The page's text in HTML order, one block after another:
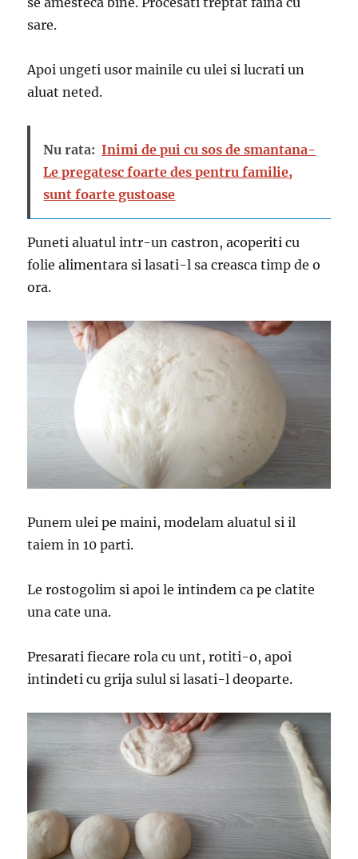
sare.
Apoi ungeti usor mainile cu ulei si lucrati un
aluat neted.
Nu rata: Inimi de pui cu sos de smantana-
Le pregatesc foarte des pentru familie,
sunt foarte gustoase
Puneti aluatul intr-un castron, acoperiti cu
folie alimentara si lasati-l sa creasca timp de o
ora.
Punem ulei pe maini, modelam aluatul si il
taiem in 10 parti.
Le rostogolim si apoi le intindem ca pe clatite
una cate una.
Presarati fiecare rola cu unt, rotiti-o, apoi
intindeti cu grija sulul si lasati-l deoparte.